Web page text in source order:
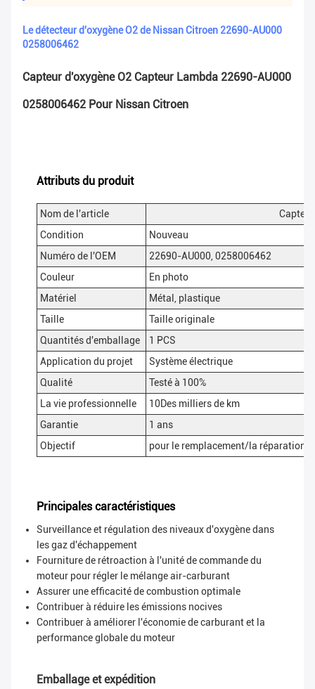
Le détecteur d'oxygène O2 de Nissan Citroen 22690-AU000
0258006462
Capteur d'oxygène O2 Capteur Lambda 22690-AU000
0258006462 Pour Nissan Citroen
Attributs du produit
Nom de l'article
Condition
Nouveau
Numéro de l'OEM
22690-AU000, 0258006462
Couleur
En photo
Matériel
Métal, plastique
Taille
Taille originale
Quantités d'emballage
1 PCS
Application du projet
Système électrique
Qualité
Testé à 100%
La vie professionnelle
10Des milliers de km
Garantie
1 ans
Objectif
pour le remplacement/la
Principales caractéristiques
Surveillance et régulation des niveaux d'oxygène dans
les gaz d'échappement
Fourniture de rétroaction à l'unité de commande du
moteur pour régler le mélange air-carburant
Assurer une efficacité de combustion optimale
Contribuer à réduire les émissions nocives
Contribuer à améliorer l'économie de carburant et la
performance globale du moteur
Emballage et expédition